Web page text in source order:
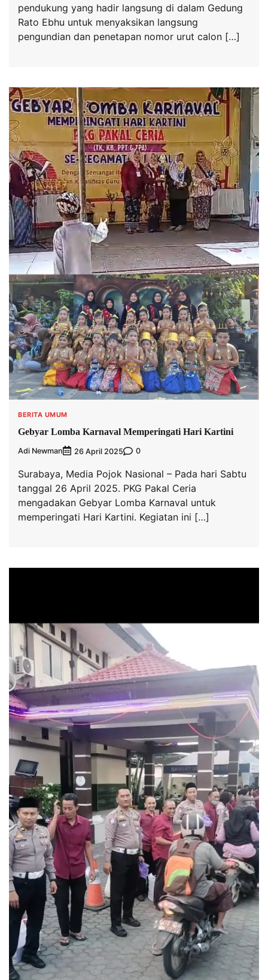
pendukung yang hadir langsung di dalam Gedung
Rato Ebhu untuk menyaksikan langsung
pengundian dan penetapan nomor urut calon […]
BERITA UMUM
Gebyar Lomba Karnaval Memperingati Hari Kartini
Adi Newman 26 April 2025 0
Surabaya, Media Pojok Nasional – Pada hari Sabtu
tanggal 26 April 2025. PKG Pakal Ceria
mengadakan Gebyar Lomba Karnaval untuk
memperingati Hari Kartini. Kegiatan ini […]